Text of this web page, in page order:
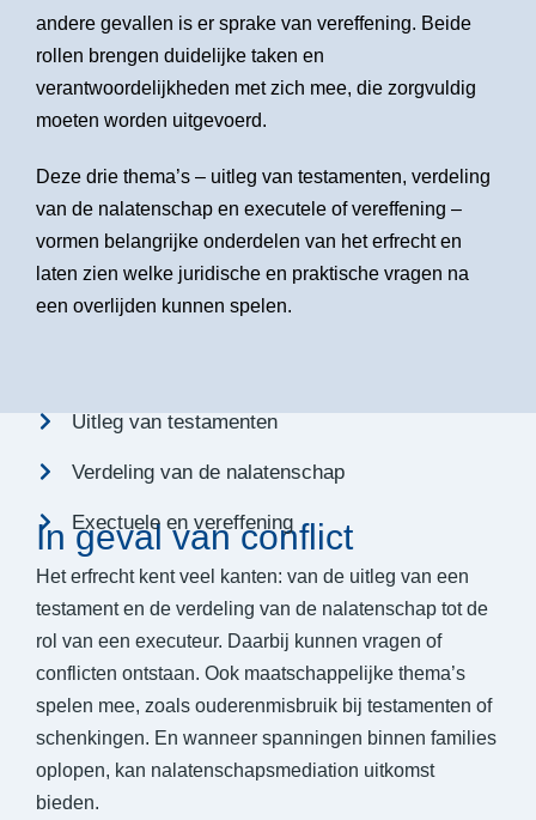
andere gevallen is er sprake van vereffening. Beide
rollen brengen duidelijke taken en
verantwoordelijkheden met zich mee, die zorgvuldig
moeten worden uitgevoerd.
Deze drie thema’s – uitleg van testamenten, verdeling
van de nalatenschap en executele of vereffening –
vormen belangrijke onderdelen van het erfrecht en
laten zien welke juridische en praktische vragen na
een overlijden kunnen spelen.
Uitleg van testamenten
Verdeling van de nalatenschap
Exectuele en vereffening
In geval van conflict
Het erfrecht kent veel kanten: van de uitleg van een
testament en de verdeling van de nalatenschap tot de
rol van een executeur. Daarbij kunnen vragen of
conflicten ontstaan. Ook maatschappelijke thema’s
spelen mee, zoals ouderenmisbruik bij testamenten of
schenkingen. En wanneer spanningen binnen families
oplopen, kan nalatenschapsmediation uitkomst
bieden.